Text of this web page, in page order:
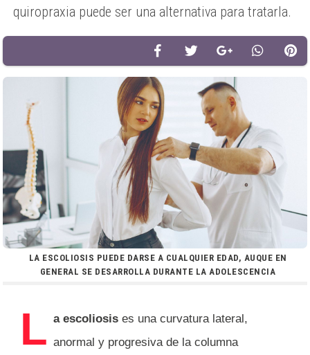
quiropraxia puede ser una alternativa para tratarla.
LA ESCOLIOSIS PUEDE DARSE A CUALQUIER EDAD, AUQUE EN
GENERAL SE DESARROLLA DURANTE LA ADOLESCENCIA
L a escoliosis es una curvatura lateral,
anormal y progresiva de la columna